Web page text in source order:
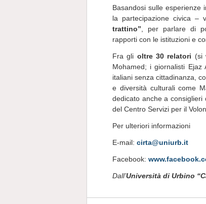
Basandosi sulle esperienze
la partecipazione civica –
trattino” , per parlare di
rapporti con le istituzioni e
Fra gli oltre 30 relatori (si
Mohamed; i giornalisti Ejaz
italiani senza cittadinanza,
e diversità culturali come
dedicato anche a
del Centro Servizi per il
Per ulteriori informazioni
E-mail: cirta@uniurb.it
Facebook:
Dall’Università di Urbino